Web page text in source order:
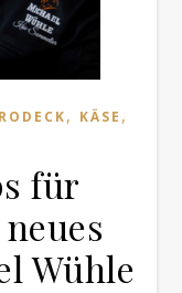
, KÄSE ,
für
Wühle